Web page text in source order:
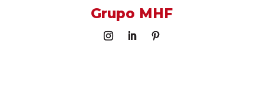
Grupo MHF